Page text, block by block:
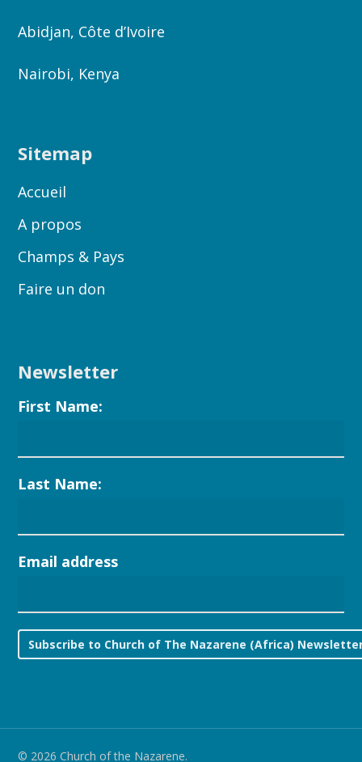
Abidjan, Côte d’Ivoire
Nairobi, Kenya
Sitemap
Accueil
A propos
Champs & Pays
Faire un don
Newsletter
First Name:
Last Name:
Email address
© 2026 Church of the Nazarene.